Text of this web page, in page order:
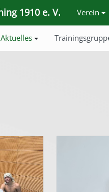
1910 e. V. Verein
Aktuelles